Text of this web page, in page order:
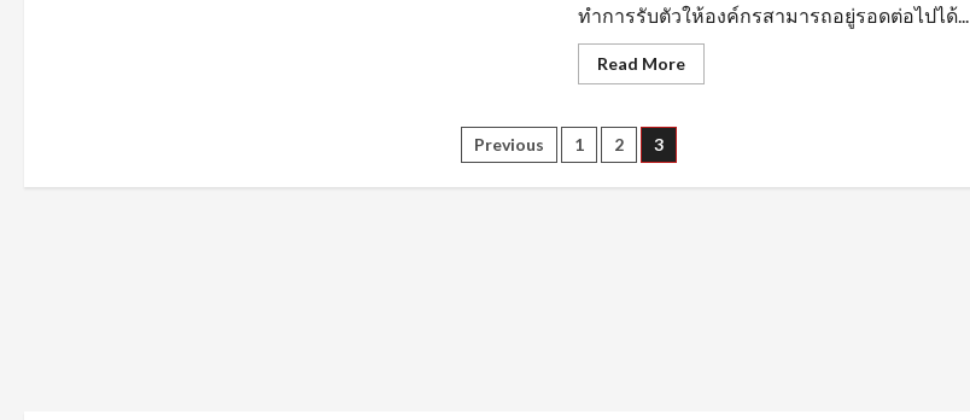
ทำการรับตัวให้องค์กรสามารถอยู่รอดต่อไปได้...
Read MoreRead
more
Posts
pagination
Previous 1 2 3